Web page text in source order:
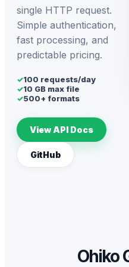
single HTTP request.
Simple authentication,
fast processing, and
predictable pricing.
✓100 requests/day
✓10 GB max file
✓500+ formats
View API Docs
GitHub
Ohiko